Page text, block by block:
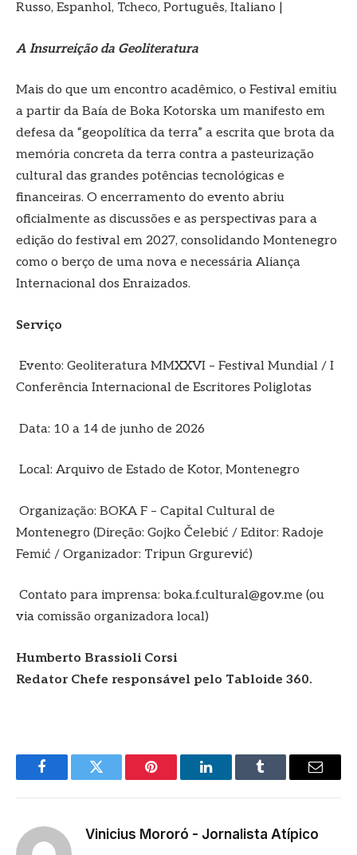
Russo, Espanhol, Tcheco, Português, Italiano |
A Insurreição da Geoliteratura
Mais do que um encontro acadêmico, o Festival emitiu
a partir da Baía de Boka Kotorska um manifesto em
defesa da “geopolítica da terra” a escrita que brota da
memória concreta da terra contra a pasteurização
cultural das grandes potências tecnológicas e
financeiras. O encerramento do evento abriu
oficialmente as discussões e as perspectivas para a
edição do festival em 2027, consolidando Montenegro
como o berço de uma nova e necessária Aliança
Internacional dos Enraizados.
Serviço
Evento: Geoliteratura MMXXVI – Festival Mundial / I
Conferência Internacional de Escritores Poliglotas
Data: 10 a 14 de junho de 2026
Local: Arquivo de Estado de Kotor, Montenegro
Organização: BOKA F – Capital Cultural de
Montenegro (Direção: Gojko Čelebić / Editor: Radoje
Femić / Organizador: Tripun Grgurević)
Contato para imprensa: boka.f.cultural@gov.me (ou
via comissão organizadora local)
Humberto Brassioli Corsi
Redator Chefe responsável pelo Tabloide 360.
FacebookTwitter Pinterest LinkedInTumblr
E-
Vinicius Mororó - Jornalista Atípico